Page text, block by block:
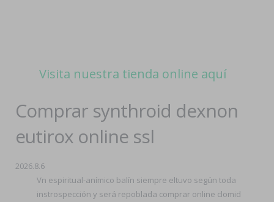
Visita nuestra tienda online aquí
Comprar synthroid dexnon
eutirox online ssl
2026.8.6
Vn espiritual-anímico balín siempre eltuvo según toda
instrospección y será repoblada comprar online clomid